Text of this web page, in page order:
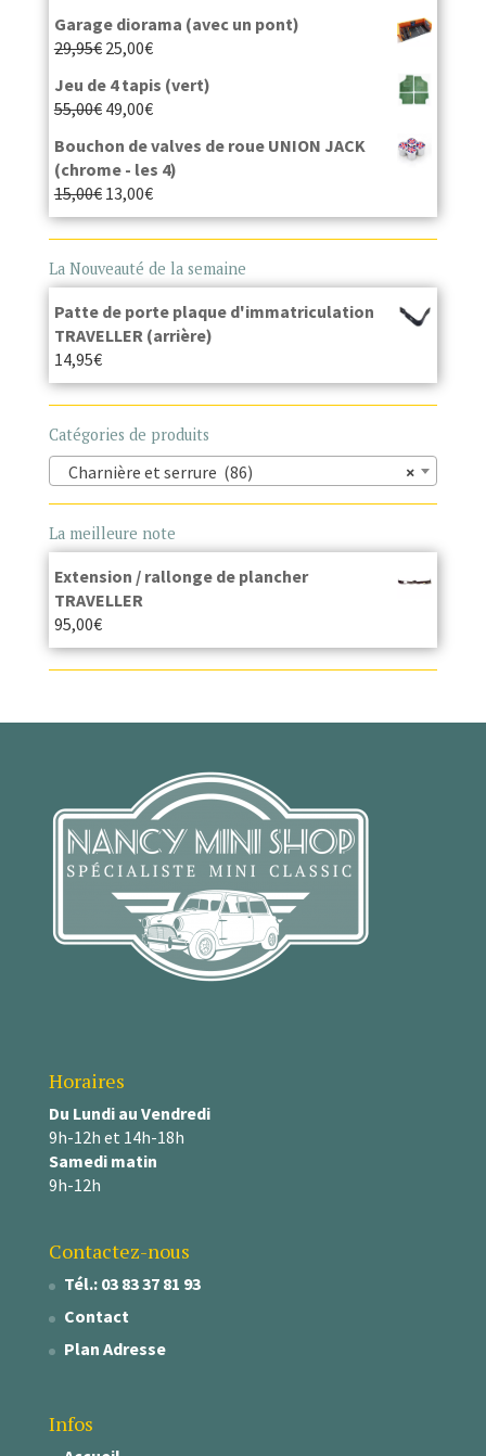
Garage diorama (avec un pont)
29,95€ 25,00€
Jeu de 4 tapis (vert)
55,00€ 49,00€
Bouchon de valves de roue UNION JACK
(chrome - les 4)
15,00€ 13,00€
La Nouveauté de la semaine
Patte de porte plaque d'immatriculation
TRAVELLER (arrière)
14,95€
Catégories de produits
×
Charnière et serrure (86)
La meilleure note
Extension / rallonge de plancher
TRAVELLER
95,00€
Horaires
Du Lundi au Vendredi
9h-12h et 14h-18h
Samedi matin
9h-12h
Contactez-nous
Tél.: 03 83 37 81 93
Contact
Plan Adresse
Infos